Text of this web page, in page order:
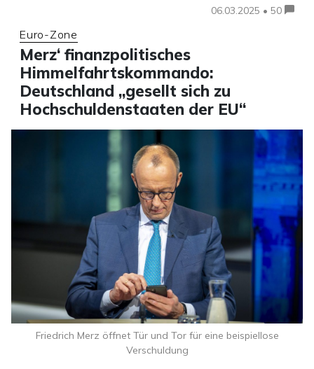
06.03.2025 • 50
Euro-Zone
Merz‘ finanzpolitisches
Himmelfahrtskommando:
Deutschland „gesellt sich zu
Hochschuldenstaaten der EU“
Friedrich Merz öffnet Tür und Tor für eine beispiellose
Verschuldung